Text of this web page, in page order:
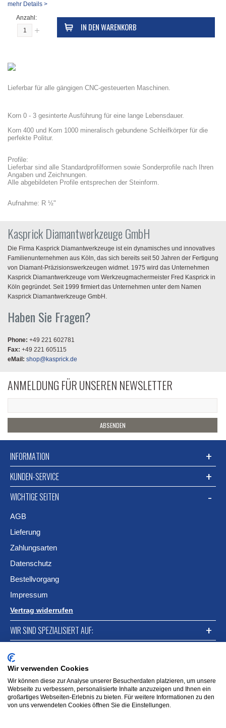
mehr Details >
Anzahl:
IN DEN WARENKORB
Lieferbar für alle gängigen CNC-gesteuerten Maschinen.
Korn 0 - 3 gesinterte Ausführung für eine lange Lebensdauer.
Korn 400 und Korn 1000 mineralisch gebundene Schleifkörper für die
perfekte Politur.
Profile:
Lieferbar sind alle Standardprofilformen sowie Sonderprofile nach Ihren
Angaben und Zeichnungen.
Alle abgebildeten Profile entsprechen der Steinform.
Aufnahme: R ½"
Kasprick Diamantwerkzeuge GmbH
Die Firma Kasprick Diamantwerkzeuge ist ein dynamisches und innovatives
Familienunternehmen aus Köln, das sich bereits seit 50 Jahren der Fertigung
von Diamant-Präzisionswerkzeugen widmet. 1975 wird das Unternehmen
Kasprick Diamantwerkzeuge vom Werkzeugmachermeister Fred Kasprick in
Köln gegründet. Seit 1999 firmiert das Unternehmen unter dem Namen
Kasprick Diamantwerkzeuge GmbH.
Haben Sie Fragen?
Phone: +49 221 602781
Fax: +49 221 605115
eMail: shop@kasprick.de
ANMELDUNG FÜR UNSEREN NEWSLETTER
ABSENDEN
INFORMATION
KUNDEN-SERVICE
WICHTIGE SEITEN
AGB
Lieferung
Zahlungsarten
Datenschutz
Bestellvorgang
Impressum
Vertrag widerrufen
WIR SIND SPEZIALISIERT AUF:
FACEBOOK
Wir verwenden Cookies
Wir können diese zur Analyse unserer Besucherdaten platzieren, um unsere
Webseite zu verbessern, personalisierte Inhalte anzuzeigen und Ihnen ein
großartiges Webseiten-Erlebnis zu bieten. Für weitere Informationen zu den
von uns verwendeten Cookies öffnen Sie die Einstellungen.